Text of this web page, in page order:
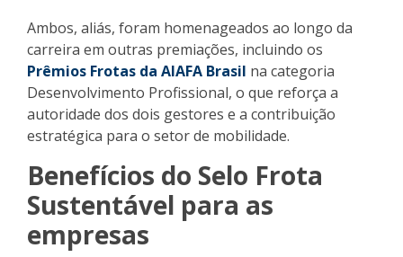
Ambos, aliás, foram homenageados ao longo da
carreira em outras premiações, incluindo os
Prêmios Frotas da AIAFA Brasil na categoria
Desenvolvimento Profissional, o que reforça a
autoridade dos dois gestores e a contribuição
estratégica para o setor de mobilidade.
Benefícios do Selo Frota
Sustentável para as
empresas